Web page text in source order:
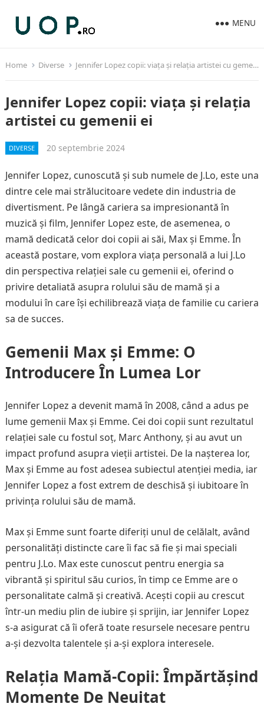
MENU
Home Diverse Jennifer Lopez copii: viața și relația artistei cu gemenii ei
Jennifer Lopez copii: viața și relația
artistei cu gemenii ei
DIVERSE 20 septembrie 2024
Jennifer Lopez, cunoscută și sub numele de J.Lo, este una
dintre cele mai strălucitoare vedete din industria de
divertisment. Pe lângă cariera sa impresionantă în
muzică și film, Jennifer Lopez este, de asemenea, o
mamă dedicată celor doi copii ai săi, Max și Emme. În
această postare, vom explora viața personală a lui J.Lo
din perspectiva relației sale cu gemenii ei, oferind o
privire detaliată asupra rolului său de mamă și a
modului în care își echilibrează viața de familie cu cariera
sa de succes.
Gemenii Max și Emme: O
Introducere În Lumea Lor
Jennifer Lopez a devenit mamă în 2008, când a adus pe
lume gemenii Max și Emme. Cei doi copii sunt rezultatul
relației sale cu fostul soț, Marc Anthony, și au avut un
impact profund asupra vieții artistei. De la nașterea lor,
Max și Emme au fost adesea subiectul atenției media, iar
Jennifer Lopez a fost extrem de deschisă și iubitoare în
privința rolului său de mamă.
Max și Emme sunt foarte diferiți unul de celălalt, având
personalități distincte care îi fac să fie și mai speciali
pentru J.Lo. Max este cunoscut pentru energia sa
vibrantă și spiritul său curios, în timp ce Emme are o
personalitate calmă și creativă. Acești copii au crescut
într-un mediu plin de iubire și sprijin, iar Jennifer Lopez
s-a asigurat că îi oferă toate resursele necesare pentru
a-și dezvolta talentele și a-și explora interesele.
Relația Mamă-Copii: Împărtășind
Momente De Neuitat